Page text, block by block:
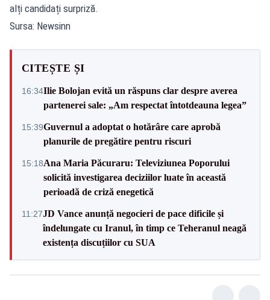
alți candidați surpriză.
Sursa: Newsinn
CITEȘTE ȘI
16:34Ilie Bolojan evită un răspuns clar despre averea
partenerei sale: „Am respectat întotdeauna legea”
15:39Guvernul a adoptat o hotărâre care aprobă
planurile de pregătire pentru riscuri
15:18Ana Maria Păcuraru: Televiziunea Poporului
solicită investigarea deciziilor luate în această
perioadă de criză enegetică
11:27JD Vance anunță negocieri de pace dificile și
îndelungate cu Iranul, în timp ce Teheranul neagă
existența discuțiilor cu SUA